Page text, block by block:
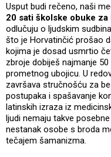
Usput budi rečeno, naši
20 sati školske obuke
odlučuju o ljudskim
što je Horvatinčić prošao
kojima je dosad usmrtio
zbroje dobiješ najmanje
prometnog ubojicu. U
završava stručnošću za
postupaka i spašavanje
latinskih izraza iz
ljudi nemaju takve
nestanak osobe s broda
tečajem šamanizma.